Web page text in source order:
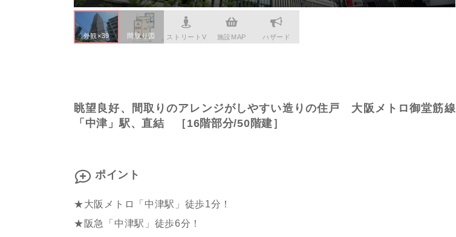
外観×39 間取り図 ストリートV 施設MAP ハザード
眺望良好、間取りのアレンジがしやすい造りの住戸 大阪メトロ御堂筋線
「中津」駅、直結 ［16階部分/50階建］
ポイント
★大阪メトロ「中津駅」徒歩1分！
★阪急「中津駅」徒歩6分！